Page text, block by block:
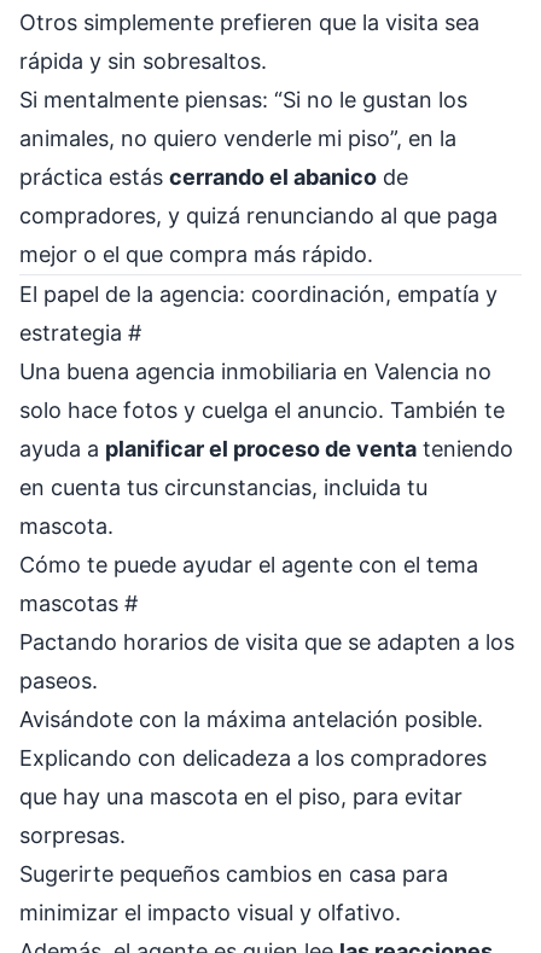
Otros simplemente prefieren que la visita sea
rápida y sin sobresaltos.
Si mentalmente piensas: “Si no le gustan los
animales, no quiero venderle mi piso”, en la
práctica estás cerrando el abanico de
compradores, y quizá renunciando al que paga
mejor o el que compra más rápido.
El papel de la agencia: coordinación, empatía y
estrategia #
Una buena agencia inmobiliaria en Valencia no
solo hace fotos y cuelga el anuncio. También te
ayuda a planificar el proceso de venta teniendo
en cuenta tus circunstancias, incluida tu
mascota.
Cómo te puede ayudar el agente con el tema
mascotas #
Pactando horarios de visita que se adapten a los
paseos.
Avisándote con la máxima antelación posible.
Explicando con delicadeza a los compradores
que hay una mascota en el piso, para evitar
sorpresas.
Sugerirte pequeños cambios en casa para
minimizar el impacto visual y olfativo.